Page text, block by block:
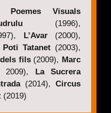
Poemes Visuals
(1996),
L’Avar(2000),
Tatanet(2003),
dels fils(2009), Marc
2009), La Sucrera
(2014), Circus
(2019)